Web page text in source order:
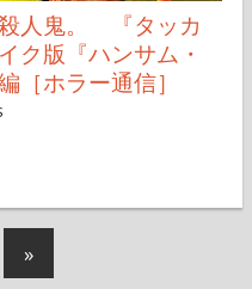
人鬼。 『タッカ
ク版『ハンサム・
［ホラー通信］
次
»